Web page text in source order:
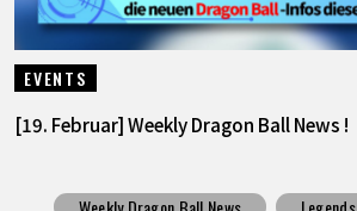
EVENTS
[19. Februar] Weekly Dragon Ball News !